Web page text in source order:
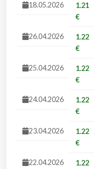
18.05.2026
1.21
€
26.04.2026
1.22
€
25.04.2026
1.22
€
24.04.2026
1.22
€
23.04.2026
1.22
€
22.04.2026
1.22